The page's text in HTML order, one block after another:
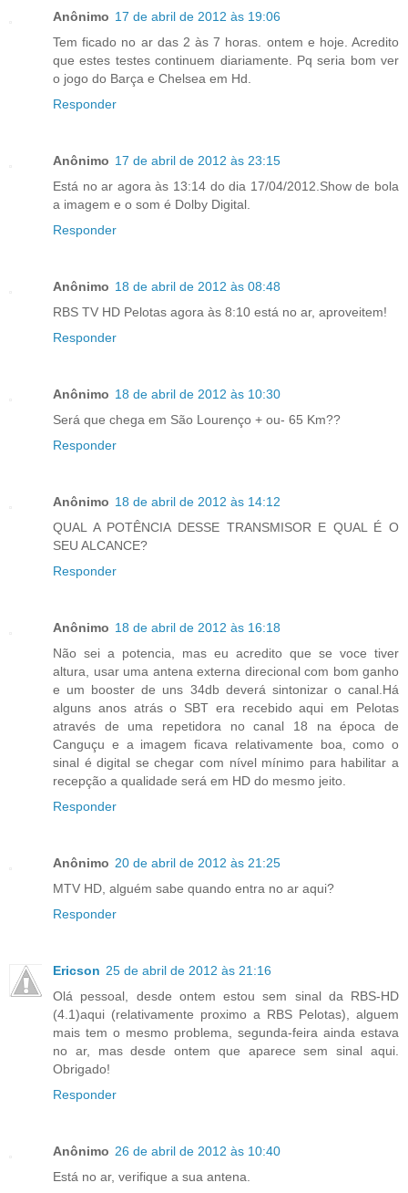
Anônimo 17 de abril de 2012 às 19:06
Tem ficado no ar das 2 às 7 horas. ontem e hoje. Acredito
que estes testes continuem diariamente. Pq seria bom ver
o jogo do Barça e Chelsea em Hd.
Responder
Anônimo 17 de abril de 2012 às 23:15
Está no ar agora às 13:14 do dia 17/04/2012.Show de bola
a imagem e o som é Dolby Digital.
Responder
Anônimo 18 de abril de 2012 às 08:48
RBS TV HD Pelotas agora às 8:10 está no ar, aproveitem!
Responder
Anônimo 18 de abril de 2012 às 10:30
Será que chega em São Lourenço + ou- 65 Km??
Responder
Anônimo 18 de abril de 2012 às 14:12
QUAL A POTÊNCIA DESSE TRANSMISOR E QUAL É O
SEU ALCANCE?
Responder
Anônimo 18 de abril de 2012 às 16:18
Não sei a potencia, mas eu acredito que se voce tiver
altura, usar uma antena externa direcional com bom ganho
e um booster de uns 34db deverá sintonizar o canal.Há
alguns anos atrás o SBT era recebido aqui em Pelotas
através de uma repetidora no canal 18 na época de
Canguçu e a imagem ficava relativamente boa, como o
sinal é digital se chegar com nível mínimo para habilitar a
recepção a qualidade será em HD do mesmo jeito.
Responder
Anônimo 20 de abril de 2012 às 21:25
MTV HD, alguém sabe quando entra no ar aqui?
Responder
Ericson 25 de abril de 2012 às 21:16
Olá pessoal, desde ontem estou sem sinal da RBS-HD
(4.1)aqui (relativamente proximo a RBS Pelotas), alguem
mais tem o mesmo problema, segunda-feira ainda estava
no ar, mas desde ontem que aparece sem sinal aqui.
Obrigado!
Responder
Anônimo 26 de abril de 2012 às 10:40
Está no ar, verifique a sua antena.